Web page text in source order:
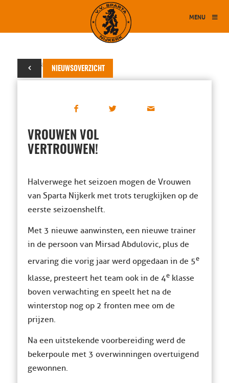
MENU
NIEUWSOVERZICHT
18 januari 2016
VROUWEN VOL
VERTROUWEN!
Halverwege het seizoen mogen de Vrouwen
van Sparta Nijkerk met trots terugkijken op de
eerste seizoenshelft.
Met 3 nieuwe aanwinsten, een nieuwe trainer
in de persoon van Mirsad Abdulovic, plus de
ervaring die vorig jaar werd opgedaan in de 5e
klasse, presteert het team ook in de 4eklasse
boven verwachting en speelt het na de
winterstop nog op 2 fronten mee om de
prijzen.
Na een uitstekende voorbereiding werd de
bekerpoule met 3 overwinningen overtuigend
gewonnen.